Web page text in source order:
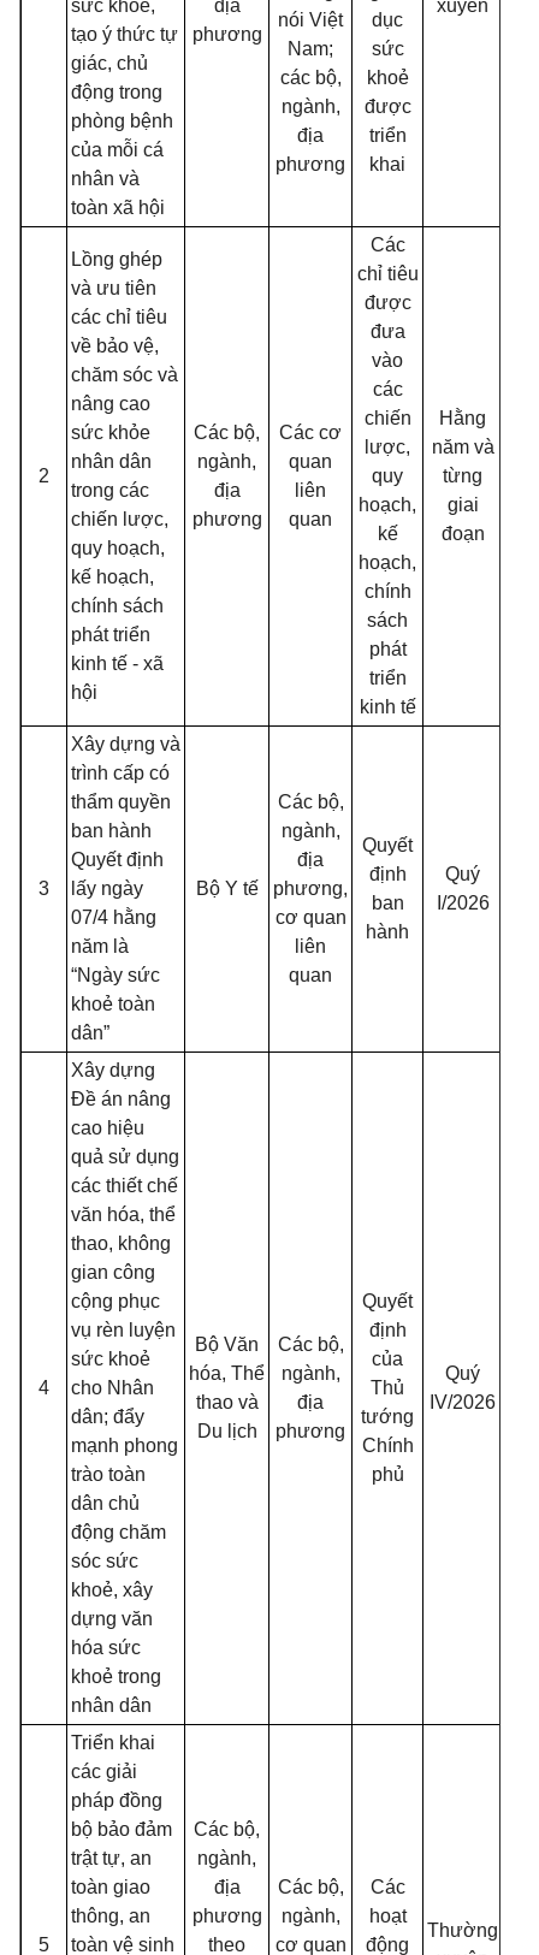
sức khoẻ,
tạo ý thức tự
giác, chủ
động trong
phòng bệnh
của mỗi cá
nhân và
toàn xã hội
địa
phương
nói Việt
Nam;
các bộ,
ngành,
địa
phương
dục
sức
khoẻ
được
triển
khai
xuyên
2
Lồng ghép
và ưu tiên
các chỉ tiêu
về bảo vệ,
chăm sóc và
nâng cao
sức khỏe
nhân dân
trong các
chiến lược,
quy hoạch,
kế hoạch,
chính sách
phát triển
kinh tế - xã
hội
Các bộ,
ngành,
địa
phương
Các cơ
quan
liên
quan
Các
chỉ tiêu
được
đưa
vào
các
chiến
lược,
quy
hoạch,
kế
hoạch,
chính
sách
phát
triển
kinh tế
Hằng
năm và
từng
giai
đoạn
3
Xây dựng và
trình cấp có
thẩm quyền
ban hành
Quyết định
lấy ngày
07/4 hằng
năm là
“Ngày sức
khoẻ toàn
dân”
Bộ Y tế
Các bộ,
ngành,
địa
phương,
cơ quan
liên
quan
Quyết
định
ban
hành
Quý
I/2026
4
Xây dựng
Đề án nâng
cao hiệu
quả sử dụng
các thiết chế
văn hóa, thể
thao, không
gian công
cộng phục
vụ rèn luyện
sức khoẻ
cho Nhân
dân; đẩy
mạnh phong
trào toàn
dân chủ
động chăm
sóc sức
khoẻ, xây
dựng văn
hóa sức
khoẻ trong
nhân dân
Bộ Văn
hóa, Thể
thao và
Du lịch
Các bộ,
ngành,
địa
phương
Quyết
định
của
Thủ
tướng
Chính
phủ
Quý
IV/2026
5
Triển khai
các giải
pháp đồng
bộ bảo đảm
trật tự, an
toàn giao
thông, an
toàn vệ sinh
Các bộ,
ngành,
địa
phương
theo
Các bộ,
ngành,
cơ quan
Các
hoạt
động
Thường